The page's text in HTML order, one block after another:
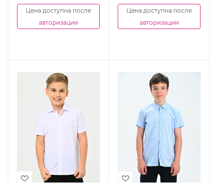
Цена доступна после
авторизации
Цена доступна после
авторизации